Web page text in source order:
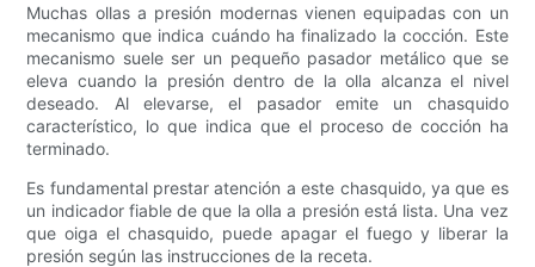
Muchas ollas a presión modernas vienen equipadas con un
mecanismo que indica cuándo ha finalizado la cocción. Este
mecanismo suele ser un pequeño pasador metálico que se
eleva cuando la presión dentro de la olla alcanza el nivel
deseado. Al elevarse, el pasador emite un chasquido
característico, lo que indica que el proceso de cocción ha
terminado.
Es fundamental prestar atención a este chasquido, ya que es
un indicador fiable de que la olla a presión está lista. Una vez
que oiga el chasquido, puede apagar el fuego y liberar la
presión según las instrucciones de la receta.